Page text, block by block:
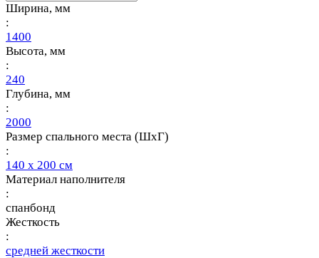
Ширина, мм
:
1400
Высота, мм
:
240
Глубина, мм
:
2000
Размер спального места (ШхГ)
:
140 х 200 см
Материал наполнителя
:
спанбонд
Жесткость
:
средней жесткости